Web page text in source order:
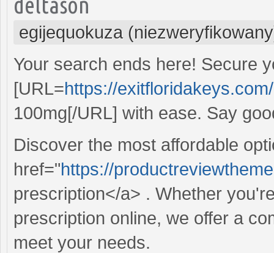
egijequokuza
Your search ends here! Secure
[URL=https://
100mg[/URL] with ease. Say
Discover the most affordable
href="https://
prescription</a> . Whether
prescription online, we offer a
meet your needs.